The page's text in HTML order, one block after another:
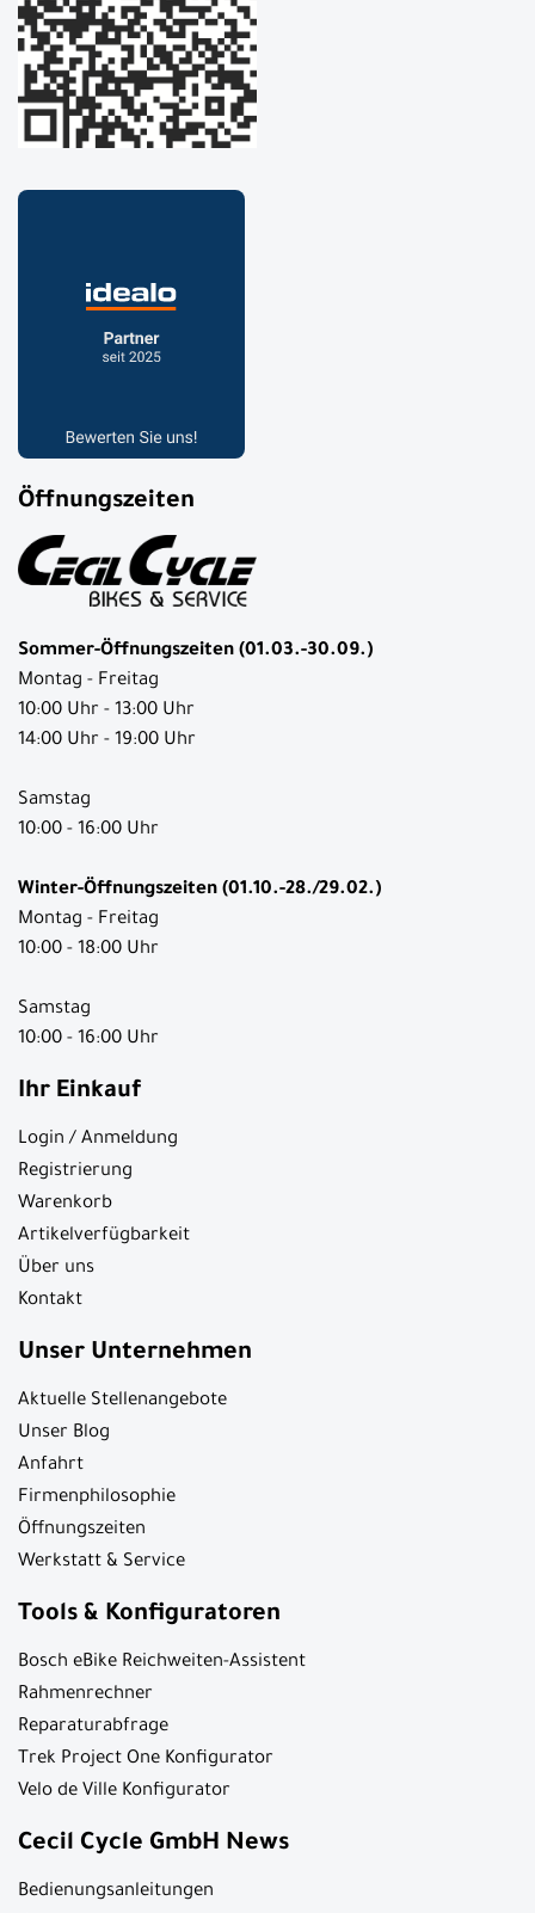
Öffnungszeiten
Sommer-Öffnungszeiten (01.03.-30.09.)
Montag - Freitag
10:00 Uhr - 13:00 Uhr
14:00 Uhr - 19:00 Uhr
Samstag
10:00 - 16:00 Uhr
Winter-Öffnungszeiten (01.10.-28./29.02.)
Montag - Freitag
10:00 - 18:00 Uhr
Samstag
10:00 - 16:00 Uhr
Ihr Einkauf
Login / Anmeldung
Registrierung
Warenkorb
Artikelverfügbarkeit
Über uns
Kontakt
Unser Unternehmen
Aktuelle Stellenangebote
Unser Blog
Anfahrt
Firmenphilosophie
Öffnungszeiten
Werkstatt & Service
Tools & Konfiguratoren
Bosch eBike Reichweiten-Assistent
Rahmenrechner
Reparaturabfrage
Trek Project One Konfigurator
Velo de Ville Konfigurator
Cecil Cycle GmbH News
Bedienungsanleitungen